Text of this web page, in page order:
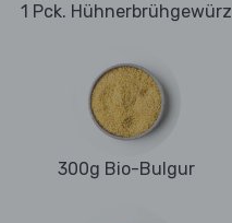
1 Pck. Hühnerbrühgewürz
300g Bio-Bulgur